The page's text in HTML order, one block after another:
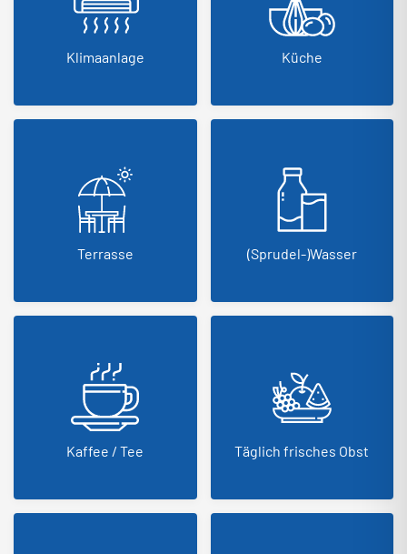
Klimaanlage Küche
Terrasse (Sprudel-)Wasser
Kaffee / Tee Täglich frisches Obst